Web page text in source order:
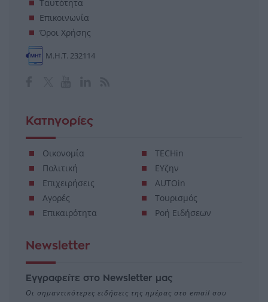
Ταυτότητα
Επικοινωνία
Όροι Χρήσης
Μ.Η.Τ. 232114
Κατηγορίες
Οικονομία
Πολιτική
Επιχειρήσεις
Αγορές
Επικαιρότητα
TECHin
ΕΥζην
AUTOin
Τουρισμός
Ροή Ειδήσεων
Newsletter
Εγγραφείτε στο Newsletter μας
Οι σημαντικότερες ειδήσεις της ημέρας στο email σου